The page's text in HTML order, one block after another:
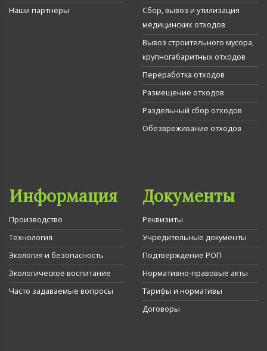
Наши партнеры
Сбор, вывоз и утилизация
медицинских отходов
Вывоз строительного мусора,
крупногабаритных отходов
Переработка отходов
Размещение отходов
Раздельный сбор отходов
Обезвреживание отходов
Информация
Производство
Технология
Экология и безопасность
Экологическое воспитание
Часто задаваемые вопросы
Документы
Реквизиты
Учредительные документы
Подтверждение РОП
Нормативно-правовые акты
Тарифы и нормативы
Договоры